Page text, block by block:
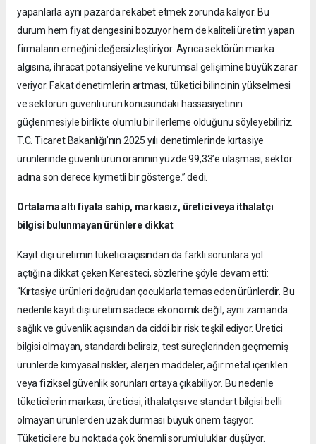
yapanlarla aynı pazarda rekabet etmek zorunda kalıyor. Bu
durum hem fiyat dengesini bozuyor hem de kaliteli üretim yapan
firmaların emeğini değersizleştiriyor. Ayrıca sektörün marka
algısına, ihracat potansiyeline ve kurumsal gelişimine büyük zarar
veriyor. Fakat denetimlerin artması, tüketici bilincinin yükselmesi
ve sektörün güvenli ürün konusundaki hassasiyetinin
güçlenmesiyle birlikte olumlu bir ilerleme olduğunu söyleyebiliriz.
T.C. Ticaret Bakanlığı’nın 2025 yılı denetimlerinde kırtasiye
ürünlerinde güvenli ürün oranının yüzde 99,33’e ulaşması, sektör
adına son derece kıymetli bir gösterge.” dedi.
Ortalama altı fiyata sahip, markasız, üretici veya ithalatçı
bilgisi bulunmayan ürünlere dikkat
Kayıt dışı üretimin tüketici açısından da farklı sorunlara yol
açtığına dikkat çeken Keresteci, sözlerine şöyle devam etti:
“Kırtasiye ürünleri doğrudan çocuklarla temas eden ürünlerdir. Bu
nedenle kayıt dışı üretim sadece ekonomik değil, aynı zamanda
sağlık ve güvenlik açısından da ciddi bir risk teşkil ediyor. Üretici
bilgisi olmayan, standardı belirsiz, test süreçlerinden geçmemiş
ürünlerde kimyasal riskler, alerjen maddeler, ağır metal içerikleri
veya fiziksel güvenlik sorunları ortaya çıkabiliyor. Bu nedenle
tüketicilerin markası, üreticisi, ithalatçısı ve standart bilgisi belli
olmayan ürünlerden uzak durması büyük önem taşıyor.
Tüketicilere bu noktada çok önemli sorumluluklar düşüyor.